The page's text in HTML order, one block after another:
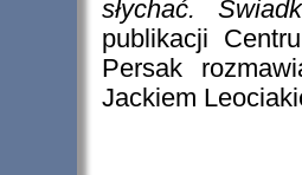
słychać.
publikacji
Persak
Jackiem